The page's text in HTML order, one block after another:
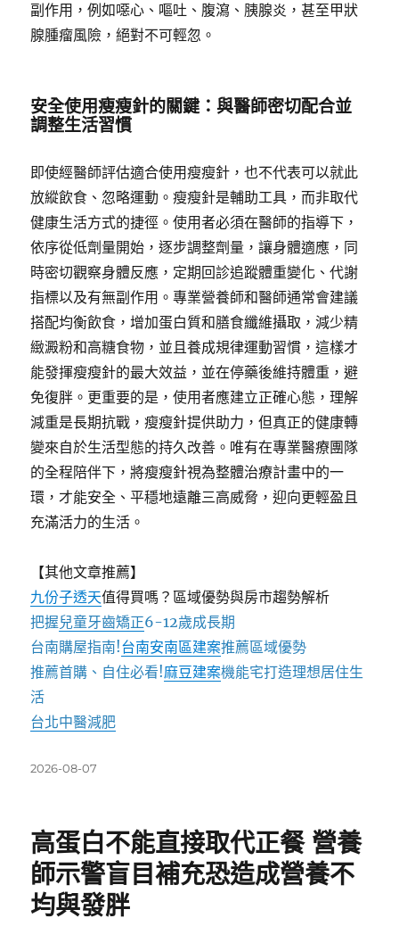
副作用，例如噁心、嘔吐、腹瀉、胰腺炎，甚至甲狀
腺腫瘤風險，絕對不可輕忽。
安全使用瘦瘦針的關鍵：與醫師密切配合並
調整生活習慣
即使經醫師評估適合使用瘦瘦針，也不代表可以就此
放縱飲食、忽略運動。瘦瘦針是輔助工具，而非取代
健康生活方式的捷徑。使用者必須在醫師的指導下，
依序從低劑量開始，逐步調整劑量，讓身體適應，同
時密切觀察身體反應，定期回診追蹤體重變化、代謝
指標以及有無副作用。專業營養師和醫師通常會建議
搭配均衡飲食，增加蛋白質和膳食纖維攝取，減少精
緻澱粉和高糖食物，並且養成規律運動習慣，這樣才
能發揮瘦瘦針的最大效益，並在停藥後維持體重，避
免復胖。更重要的是，使用者應建立正確心態，理解
減重是長期抗戰，瘦瘦針提供助力，但真正的健康轉
變來自於生活型態的持久改善。唯有在專業醫療團隊
的全程陪伴下，將瘦瘦針視為整體治療計畫中的一
環，才能安全、平穩地遠離三高威脅，迎向更輕盈且
充滿活力的生活。
【其他文章推薦】
九份子透天值得買嗎？區域優勢與房市趨勢解析
把握兒童牙齒矯正6-12歲成長期
台南購屋指南!台南安南區建案推薦區域優勢
推薦首購、自住必看!麻豆建案機能宅打造理想居住生
活
台北中醫減肥
發
2026-08-07
高蛋白不能直接取代正餐 營養
師示警盲目補充恐造成營養不
均與發胖